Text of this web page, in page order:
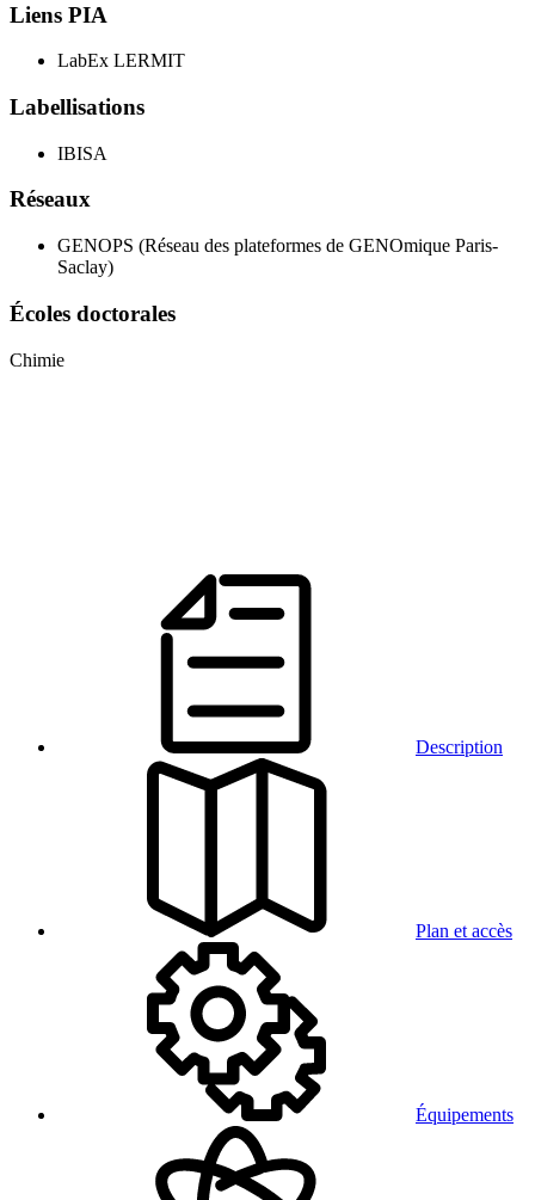
Liens PIA
LabEx LERMIT
Labellisations
IBISA
Réseaux
GENOPS (Réseau des plateformes de GENOmique Paris-
Saclay)
Écoles doctorales
Chimie
Description
Plan et accès
Équipements